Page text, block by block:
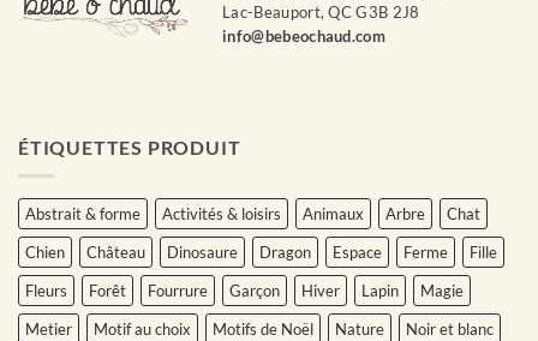
Lac-Beauport, QC G3B 2J8
info@bebeochaud.com
ÉTIQUETTES PRODUIT
Abstrait & forme Activités & loisirs Animaux Arbre
Chat
Chien
Château Dinosaure Dragon Espace Ferme
Fille
Fleurs
Forêt Fourrure Garçon Hiver Lapin
Magie
Metier
Motif au choix Motifs de Noël Nature
Noir et blanc